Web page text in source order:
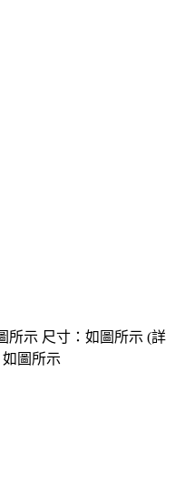
所示 尺寸：如圖所示 (詳
圖所示